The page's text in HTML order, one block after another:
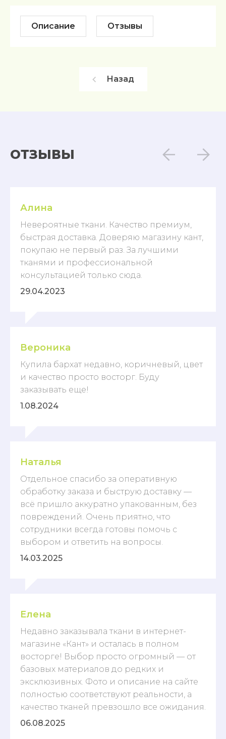
Описание Отзывы
Назад
ОТЗЫВЫ
Алина
Невероятные ткани. Качество премиум,
быстрая доставка. Доверяю магазину кант,
покупаю не первый раз. За лучшими
тканями и профессиональной
консультацией только сюда.
29.04.2023
Вероника
Купила бархат недавно, коричневый, цвет
и качество просто восторг. Буду
заказывать еще!
1.08.2024
Наталья
Отдельное спасибо за оперативную
обработку заказа и быструю доставку —
всё пришло аккуратно упакованным, без
повреждений. Очень приятно, что
сотрудники всегда готовы помочь с
выбором и ответить на вопросы.
14.03.2025
Елена
Недавно заказывала ткани в интернет-
магазине «Кант» и осталась в полном
восторге! Выбор просто огромный — от
базовых материалов до редких и
эксклюзивных. Фото и описание на сайте
полностью соответствуют реальности, а
качество тканей превзошло все ожидания.
06.08.2025